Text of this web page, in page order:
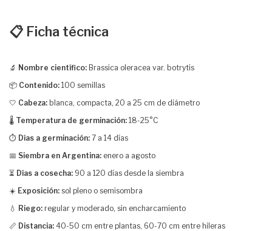
📋 Ficha técnica
🔬 Nombre científico: Brassica oleracea var. botrytis
📦 Contenido: 100 semillas
🤍 Cabeza: blanca, compacta, 20 a 25 cm de diámetro
🌡️ Temperatura de germinación: 18-25°C
⏱️ Días a germinación: 7 a 14 días
📅 Siembra en Argentina: enero a agosto
⏳ Días a cosecha: 90 a 120 días desde la siembra
☀️ Exposición: sol pleno o semisombra
💧 Riego: regular y moderado, sin encharcamiento
📏 Distancia: 40-50 cm entre plantas, 60-70 cm entre hileras